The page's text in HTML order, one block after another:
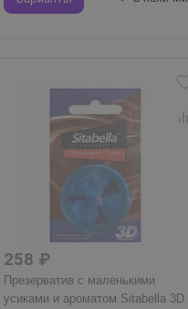
258 ₽
Презерватив с маленькими
усиками и ароматом Sitabella 3D